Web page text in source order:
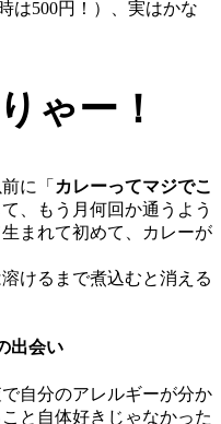
は500円！）、実はかな
ゃー！
に「 カレーってマジでこ
、もう月何回か通うよう
まれて初めて、カレーが
けるまで煮込むと消える
出会い
自分のアレルギーが分か
と自体好きじゃなかった